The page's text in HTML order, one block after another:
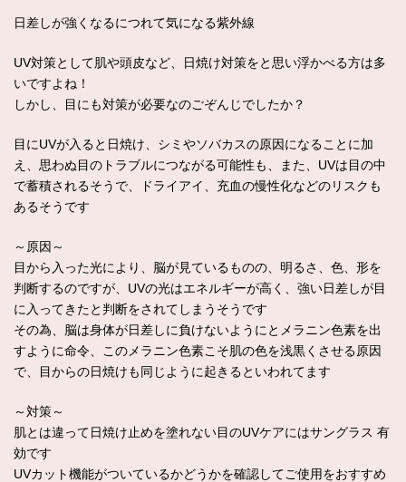
日差しが強くなるにつれて気になる紫外線
UV対策として肌や頭皮など、日焼け対策をと思い浮かべる方は多
いですよね！
しかし、目にも対策が必要なのごぞんじでしたか？
目にUVが入ると日焼け、シミやソバカスの原因になることに加
え、思わぬ目のトラブルにつながる可能性も、また、UVは目の中
で蓄積されるそうで、ドライアイ、充血の慢性化などのリスクも
あるそうです
～原因～
目から入った光により、脳が見ているものの、明るさ、色、形を
判断するのですが、UVの光はエネルギーが高く、強い日差しが目
に入ってきたと判断をされてしまうそうです
その為、脳は身体が日差しに負けないようにとメラニン色素を出
すように命令、このメラニン色素こそ肌の色を浅黒くさせる原因
で、目からの日焼けも同じように起きるといわれてます
～対策～
肌とは違って日焼け止めを塗れない目のUVケアにはサングラス 有
効です
UVカット機能がついているかどうかを確認してご使用をおすすめ